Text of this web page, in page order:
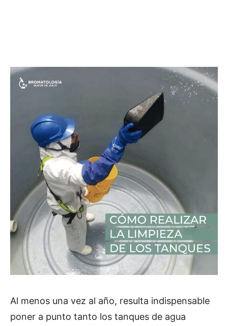
Al menos una vez al año, resulta indispensable
poner a punto tanto los tanques de agua